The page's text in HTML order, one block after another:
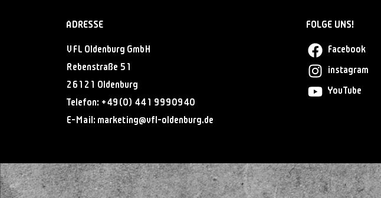
ADRESSE
VFL Oldenburg GmbH
Rebenstraße 51
26121 Oldenburg
Telefon: +49(0) 441 9990940
E-Mail:
ed.grubnedlo-lfv
@gnitekram
FOLGE UNS!
Facebook
instagram
YouTube